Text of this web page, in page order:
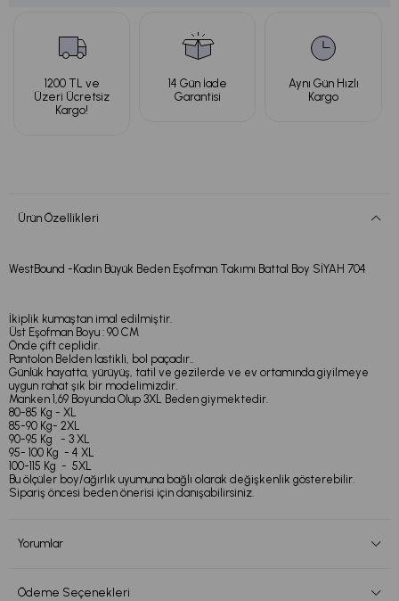
1200 TL ve
Üzeri Ücretsiz
Kargo!
14 Gün İade
Garantisi
Aynı Gün Hızlı
Kargo
Ürün Özellikleri
WestBound -Kadın Büyük Beden Eşofman Takımı Battal Boy SİYAH 704
İkiplik kumaştan imal edilmiştir.
Üst Eşofman Boyu : 90 CM
Önde çift ceplidir.
Pantolon Belden lastikli, bol paçadır..
Günlük hayatta, yürüyüş, tatil ve gezilerde ve ev ortamında giyilmeye
uygun rahat şık bir modelimizdir.
Manken 1,69 Boyunda Olup 3XL Beden giymektedir.
80-85 Kg - XL
85-90 Kg- 2XL
90-95 Kg - 3 XL
95- 100 Kg - 4 XL
100-115 Kg - 5XL
Bu ölçüler boy/ağırlık uyumuna bağlı olarak değişkenlik gösterebilir.
Sipariş öncesi beden önerisi için danışabilirsiniz.
Yorumlar
Ödeme Seçenekleri